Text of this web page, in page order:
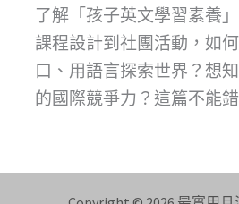
了解「孩子英文學習素養
課程設計到社團活動，如
口、用語言探索世界？想
的國際競爭力？這篇不能錯